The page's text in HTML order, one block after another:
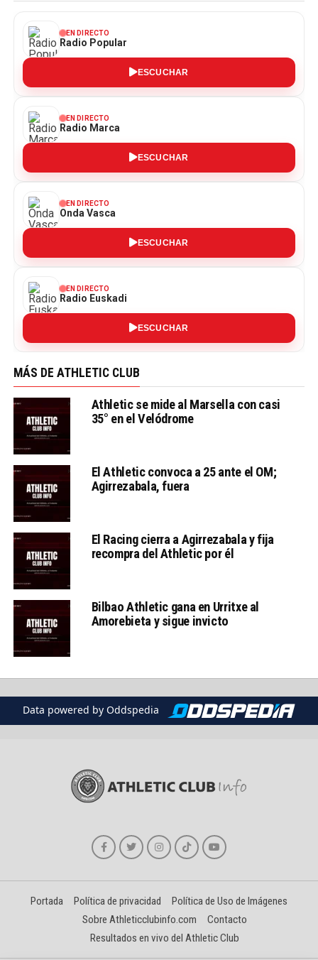
EN DIRECTO
Radio Popular
ESCUCHAR
EN DIRECTO
Radio Marca
ESCUCHAR
EN DIRECTO
Onda Vasca
ESCUCHAR
EN DIRECTO
Radio Euskadi
ESCUCHAR
MÁS DE ATHLETIC CLUB
Athletic se mide al Marsella con casi
35° en el Velódrome
El Athletic convoca a 25 ante el OM;
Agirrezabala, fuera
El Racing cierra a Agirrezabala y fija
recompra del Athletic por él
Bilbao Athletic gana en Urritxe al
Amorebieta y sigue invicto
Data powered by Oddspedia
Portada Política de privacidad
Política de Uso de Imágenes
Sobre Athleticclubinfo.com
Contacto
Resultados en vivo del Athletic Club